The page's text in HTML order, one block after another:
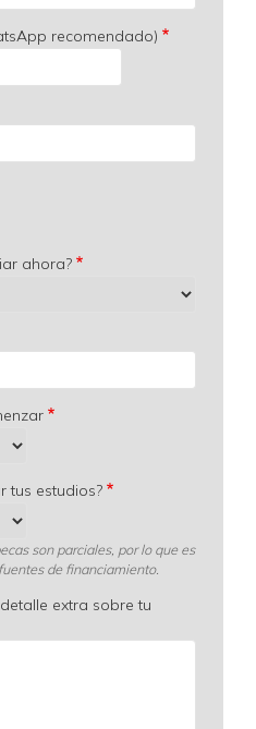
recomendado)
ahora?
tus estudios?
son parciales, por lo que es
de financiamiento.
extra sobre tu